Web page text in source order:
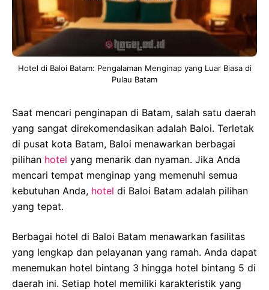
Hotel di Baloi Batam: Pengalaman Menginap yang Luar Biasa di
Pulau Batam
Saat mencari penginapan di Batam, salah satu daerah
yang sangat direkomendasikan adalah Baloi. Terletak
di pusat kota Batam, Baloi menawarkan berbagai
pilihan hotel yang menarik dan nyaman. Jika Anda
mencari tempat menginap yang memenuhi semua
kebutuhan Anda, hotel di Baloi Batam adalah pilihan
yang tepat.
Berbagai hotel di Baloi Batam menawarkan fasilitas
yang lengkap dan pelayanan yang ramah. Anda dapat
menemukan hotel bintang 3 hingga hotel bintang 5 di
daerah ini. Setiap hotel memiliki karakteristik yang